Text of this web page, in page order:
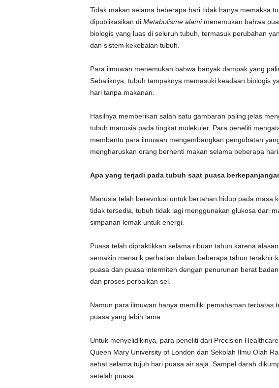
Tidak makan selama beberapa hari tidak hanya memaksa
dipublikasikan di Metabolisme alamimenemukan bahwa
biologis yang luas di seluruh tubuh, termasuk perubahan
dan sistem kekebalan tubuh.
Para ilmuwan menemukan bahwa banyak dampak yang
Sebaliknya, tubuh tampaknya memasuki keadaan biologis
hari tanpa makanan.
Hasilnya memberikan salah satu gambaran paling jelas
tubuh manusia pada tingkat molekuler. Para peneliti
membantu para ilmuwan mengembangkan pengobatan
mengharuskan orang berhenti makan selama beberapa hari.
Apa yang terjadi pada tubuh saat puasa
Manusia telah berevolusi untuk bertahan hidup pada masa
tidak tersedia, tubuh tidak lagi menggunakan glukosa dari
simpanan lemak untuk energi.
Puasa telah dipraktikkan selama ribuan tahun karena
semakin menarik perhatian dalam beberapa tahun terakhir
puasa dan puasa intermiten dengan penurunan berat
dan proses perbaikan sel.
Namun para ilmuwan hanya memiliki pemahaman terbatas
puasa yang lebih lama.
Untuk menyelidikinya, para peneliti dari Precision
Queen Mary University of London dan Sekolah Ilmu Olah
sehat selama tujuh hari puasa air saja. Sampel darah
setelah puasa.